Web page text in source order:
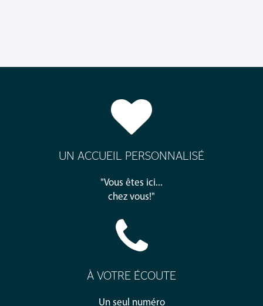
UN ACCUEIL PERSONNALISÉ
"Vous êtes ici...
chez vous!"
À VOTRE ÉCOUTE
Un seul numéro